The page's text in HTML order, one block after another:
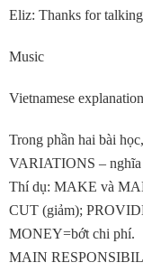
Eliz: Thanks for
Music
Vietnamese explanation
Trong phần hai bài
VARIATIONS – nghĩa
Thí dụ: MAKE và
CUT (giảm);
MONEY=bớt chi phí.
MAIN